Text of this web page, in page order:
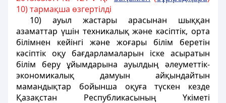
10) тармақша өзгертілді
10) ауыл жастары арасынан шыққан
азаматтар үшін техникалық және кәсіптік, орта
білімнен кейінгі және жоғары білім беретін
кәсіптік оқу бағдарламаларын іске асыратын
білім беру ұйымдарына ауылдың әлеуметтік-
экономикалық дамуын айқындайтын
мамандықтар бойынша оқуға түскен кезде
Қазақстан Республикасының Үкіметі